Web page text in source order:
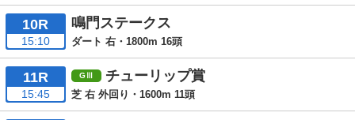
10R
15:10
鳴門ステークス
ダート 右・1800m 16頭
11R
15:45
チューリップ賞
芝 右 外回り・1600m 11頭